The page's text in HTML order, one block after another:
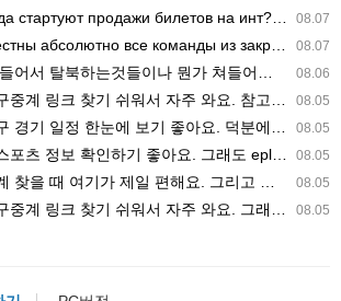
08.07
продажи билетов на инт? https://g…
08.07
абсолютно все команды из закрытых квали…
08.06
나 뭔가 쳐들어오는 낌새를 미리 알아차리기 위함이지 저걸 전쟁준비라고 하…
08.05
워서 자주 와요. 참고로 무료스포츠중계 정보 확인할 때 출처 꼭 체크해요.…
08.05
에 보기 좋아요. 덕분에 epl중계 볼 때 공식 중계 채널 먼저 찾아봐요. …
08.05
기 좋아요. 그래도 epl중계 볼 때 공식 중계 채널 먼저 찾아봐요. 북마크…
08.05
일 편해요. 그리고 무료스포츠중계 정보 확인할 때 출처 꼭 체크해요. 앞…
08.05
워서 자주 와요. 그래서 해외축구중계도 정식 서비스로 봐야 안전해요. 다음…